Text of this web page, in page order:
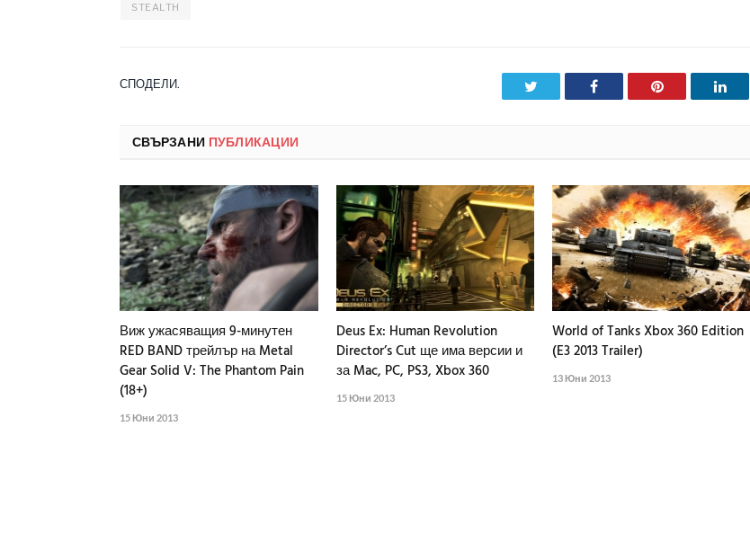
STEALTH
СПОДЕЛИ. Facebook Pinterest
СВЪРЗАНИ ПУБЛИКАЦИИ
Виж ужасяващия 9-минутен
RED BAND трейлър на Metal
Gear Solid V: The Phantom Pain
(18+)
15 Юни 2013
Deus Ex: Human Revolution
Director’s Cut ще има версии и
за Mac, PC, PS3, Xbox 360
15 Юни 2013
World of Tanks Xbox 360 Edition
(E3 2013 Trailer)
13 Юни 2013